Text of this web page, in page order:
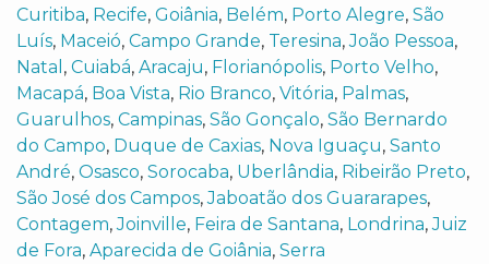
Curitiba, Recife, Goiânia, Belém, Porto Alegre, São
Luís, Maceió, Campo Grande, Teresina,João Pessoa,
Natal , Cuiabá, Aracaju, Florianópolis, Porto Velho,
Macapá, Boa Vista, Rio Branco, Vitória, Palmas,
Guarulhos, Campinas, São Gonçalo, São Bernardo
do Campo, Duque de Caxias, Nova Iguaçu, Santo
André, Osasco, Sorocaba, Uberlândia, Ribeirão Preto,
São José dos Campos,Jaboatão dos Guararapes,
Contagem,Joinville, Feira de Santana, Londrina,Juiz
de Fora, Aparecida de Goiânia, Serra